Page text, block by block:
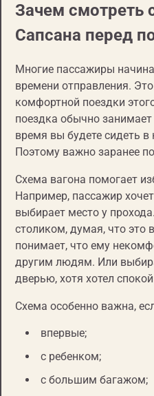
Зачем смотреть
Сапсана перед
Многие пассажиры
времени отправления.
комфортной поездки
поездка обычно занимает
время вы будете сидеть в
Поэтому важно заранее
Схема вагона помогает
Например, пассажир
выбирает место у
столиком, думая, что это
понимает, что ему
другим людям. Или
дверью, хотя хотел
Схема особенно важна,
впервые;
с ребенком;
с большим багажом;